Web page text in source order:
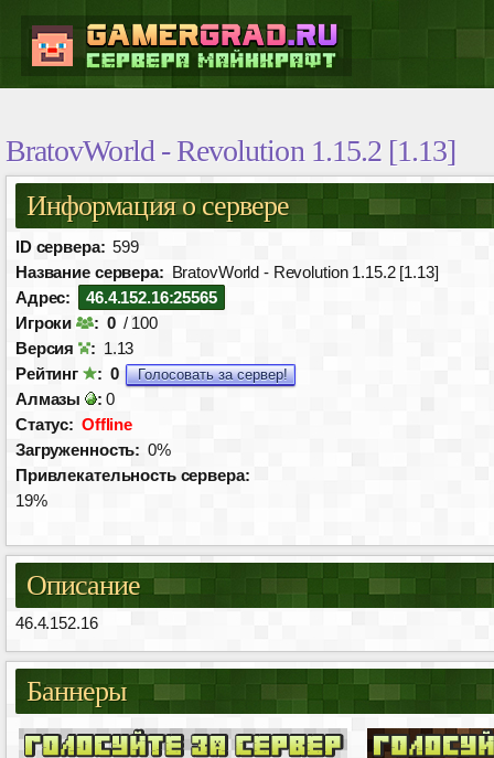
BratovWorld - Revolution 1.15.2 [1.13]
Информация о сервере
ID сервера: 599
Название сервера: BratovWorld - Revolution 1.15.2 [1.13]
Адрес:
46.4.152.16:25565
Игроки
: 0 / 100
Версия
: 1.13
Рейтинг
: 0 Голосовать за сервер!
Алмазы : 0
Статус: Offline
Загруженность: 0%
Привлекательность сервера:
19%
Описание
46.4.152.16
Баннеры